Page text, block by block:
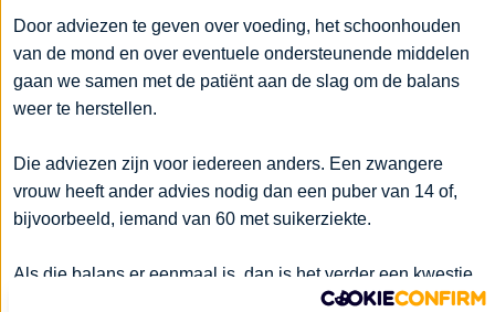
Door adviezen te geven over voeding, het schoonhouden
van de mond en over eventuele ondersteunende middelen
gaan we samen met de patiënt aan de slag om de balans
weer te herstellen.
Die adviezen zijn voor iedereen anders. Een zwangere
vrouw heeft ander advies nodig dan een puber van 14 of,
bijvoorbeeld, iemand van 60 met suikerziekte.
Als die balans er eenmaal is, dan is het verder een kwestie
van onderhoud, en niet van telkens nieuwe calamiteiten.